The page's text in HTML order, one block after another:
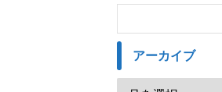
アーカイブ